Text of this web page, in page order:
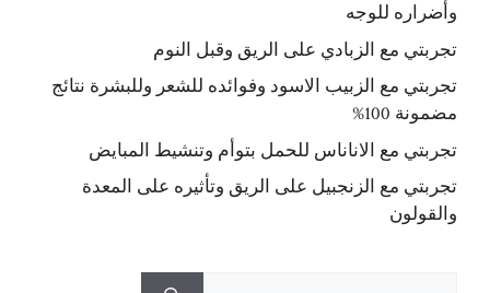
وأضراره للوجه
تجربتي مع الزبادي على الريق وقبل النوم
تجربتي مع الزبيب الاسود وفوائده للشعر وللبشرة نتائج
مضمونة 100%
تجربتي مع الاناناس للحمل بتوأم وتنشيط المبايض
تجربتي مع الزنجبيل على الريق وتأثيره على المعدة
والقولون